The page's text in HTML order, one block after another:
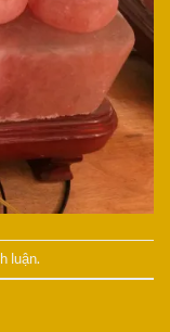
luận.